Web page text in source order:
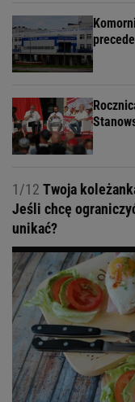
1/12 Twoja
Jeśli chcę
unikać?